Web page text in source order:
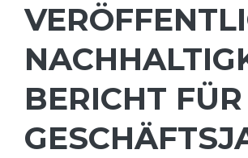
BERICHT